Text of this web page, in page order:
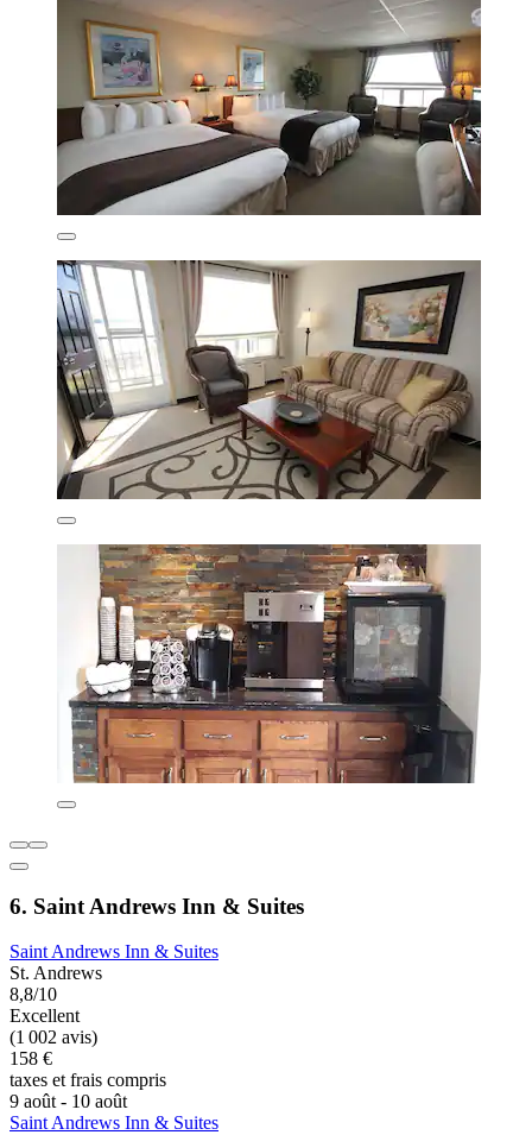
6. Saint Andrews Inn & Suites
Saint Andrews Inn & Suites
St. Andrews
8,8/10
Excellent
(1 002 avis)
158 €
taxes et frais compris
9 août - 10 août
Saint Andrews Inn & Suites